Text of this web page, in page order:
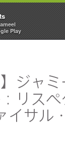
Play
】ジャ
リス
イサル